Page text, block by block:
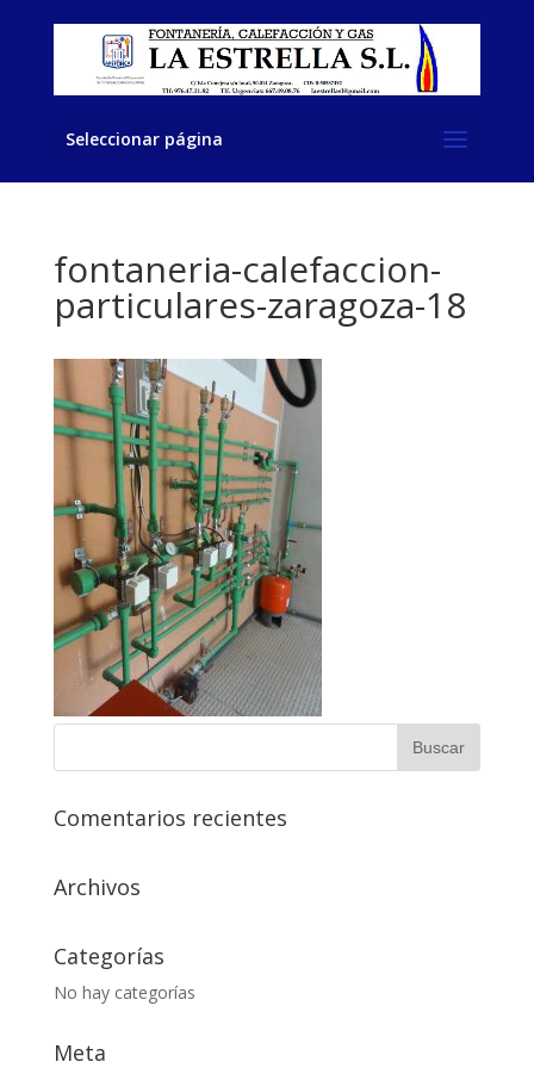
Seleccionar página
fontaneria-calefaccion-
particulares-zaragoza-18
Comentarios recientes
Archivos
Categorías
No hay categorías
Meta